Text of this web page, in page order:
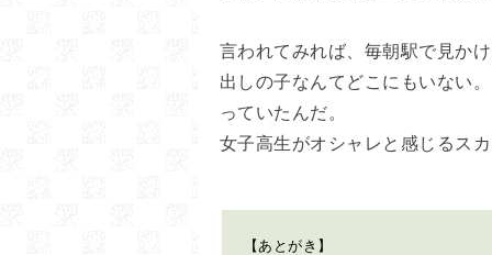
言われてみれば、毎朝駅で見か
出しの子なんてどこにもいない
っていたんだ。
女子高生がオシャレと感じるス
【あとがき】